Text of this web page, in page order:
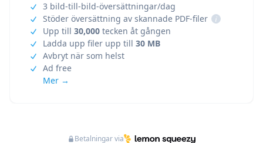
3 bild-till-bild-översättningar/dag
Stöder översättning av skannade PDF-filer
i
Upp till 30,000 tecken åt gången
Ladda upp filer upp till 30 MB
Avbryt när som helst
Ad free
Mer →
Betalningar via